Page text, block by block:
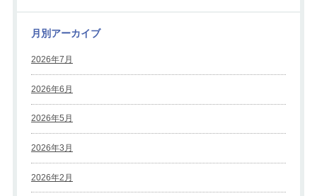
月別アーカイブ
2026年7月
2026年6月
2026年5月
2026年3月
2026年2月